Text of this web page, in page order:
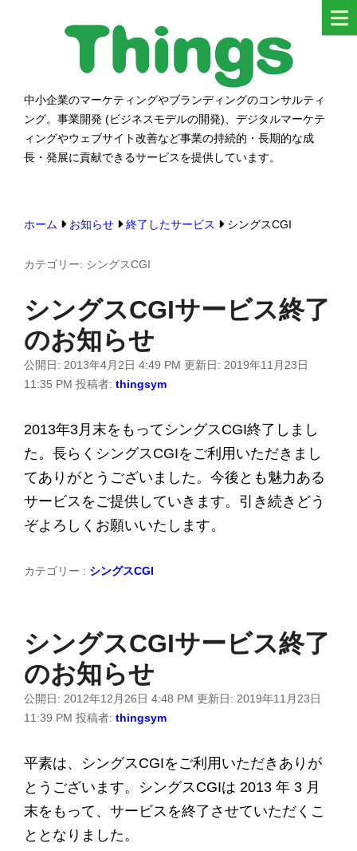
シングス
中小企業のマーケティングやブランディングのコンサルティ
ング。事業開発 (ビジネスモデルの開発)、デジタルマーケテ
ィングやウェブサイト改善など事業の持続的・長期的な成
長・発展に貢献できるサービスを提供しています。
ホーム お知らせ 終了したサービス シングスCGI
カテゴリー: シングスCGI
シングスCGIサービス終了
のお知らせ
公開日: 2013年4月2日 4:49 PM 更新日: 2019年11月23日
11:35 PM 投稿者: thingsym
2013年3月末をもってシングスCGI終了しまし
た。長らくシングスCGIをご利用いただきまし
てありがとうございました。今後とも魅力ある
サービスをご提供していきます。引き続きどう
ぞよろしくお願いいたします。
カテゴリー : シングスCGI
シングスCGIサービス終了
のお知らせ
公開日: 2012年12月26日 4:48 PM 更新日: 2019年11月23日
11:39 PM 投稿者: thingsym
平素は、シングスCGIをご利用いただきありが
とうございます。シングスCGIは 2013 年 3 月
末をもって、サービスを終了させていただくこ
ととなりました。